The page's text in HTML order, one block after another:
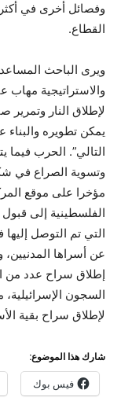
وفصائل أخرى في
القطاع.
ويرى الباحث
والاستراتيجية
لإطلاق النار وتمرير
يمكن تطويره
التالي”. الحرب
وتسوية الصراع في
مؤخرا على موقع
الفلسطينية إلى قبول
التي تم التوصل
عن أسراها
إطلاق سراح عدد من
السجون الإسرائيلية،
لإطلاق سراح بقية
شارك هذا الموضوع:
فيس بوك